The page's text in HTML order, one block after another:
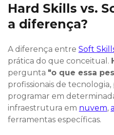
Hard Skills vs.
a diferença?
A diferença entre Soft
prática do que conceitual.
pergunta "o que essa
profissionais de
programar em
infraestrutura em nuvem,
ferramentas específicas.